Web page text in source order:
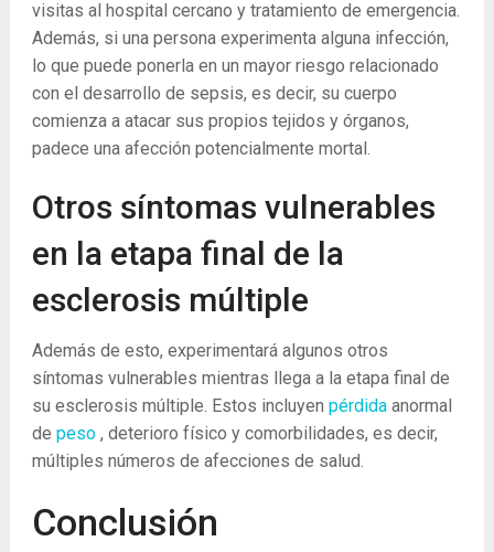
visitas al hospital cercano y tratamiento de emergencia.
Además, si una persona experimenta alguna infección,
lo que puede ponerla en un mayor riesgo relacionado
con el desarrollo de sepsis, es decir, su cuerpo
comienza a atacar sus propios tejidos y órganos,
padece una afección potencialmente mortal.
Otros síntomas vulnerables
en la etapa final de la
esclerosis múltiple
Además de esto, experimentará algunos otros
síntomas vulnerables mientras llega a la etapa final de
su esclerosis múltiple. Estos incluyen pérdidaanormal
de peso, deterioro físico y comorbilidades, es decir,
múltiples números de afecciones de salud.
Conclusión